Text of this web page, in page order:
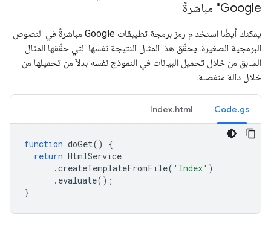
Google" مباشرةً
يمكنك أيضًا استخدام رمز برمجة تطبيقات Google مباشرةً في النصوص
البرمجية الصغيرة. يحقّق هذا المثال النتيجة نفسها التي حقّقها المثال
السابق من خلال تحميل البيانات في النموذج نفسه بدلاً من تحميلها من
خلال دالة منفصلة.
Code.gs
Index.html
function doGet()
{
return HtmlService
.createTemplateFromFile( 'Index' )
. evaluate();
}